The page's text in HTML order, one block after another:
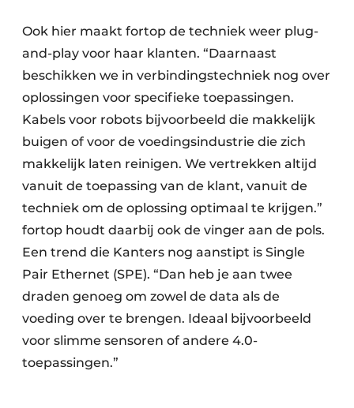
Ook hier maakt fortop de techniek weer plug-
and-play voor haar klanten. “Daarnaast
beschikken we in verbindingstechniek nog over
oplossingen voor specifieke toepassingen.
Kabels voor robots bijvoorbeeld die makkelijk
buigen of voor de voedingsindustrie die zich
makkelijk laten reinigen. We vertrekken altijd
vanuit de toepassing van de klant, vanuit de
techniek om de oplossing optimaal te krijgen.”
fortop houdt daarbij ook de vinger aan de pols.
Een trend die Kanters nog aanstipt is Single
Pair Ethernet (SPE). “Dan heb je aan twee
draden genoeg om zowel de data als de
voeding over te brengen. Ideaal bijvoorbeeld
voor slimme sensoren of andere 4.0-
toepassingen.”